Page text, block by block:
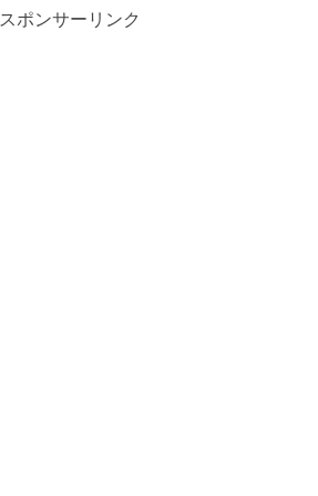
スポンサーリンク